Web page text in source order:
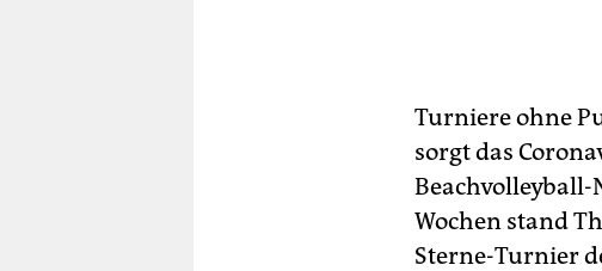
Turniere ohne
sorgt das
Wochen stand
Sterne-Turnier